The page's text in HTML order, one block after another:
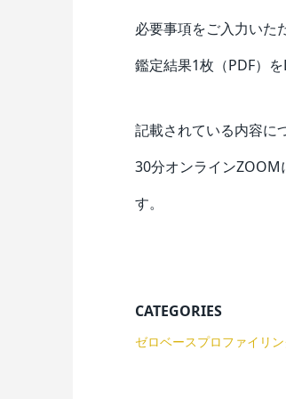
必要事項をご入力いた
鑑定結果1枚（PDF）
記載されている内容に
30分オンラインZOOM
す。
CATEGORIES
ゼロベースプロファイリ